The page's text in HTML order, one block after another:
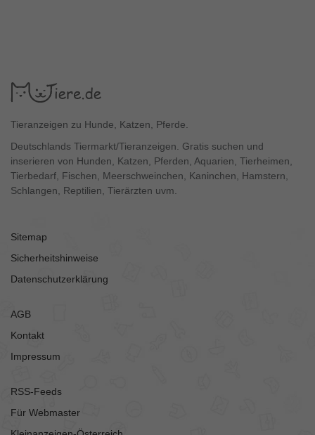
Tieranzeigen zu Hunde, Katzen, Pferde.
Deutschlands Tiermarkt/Tieranzeigen. Gratis suchen und
inserieren von Hunden, Katzen, Pferden, Aquarien, Tierheimen,
Tierbedarf, Fischen, Meerschweinchen, Kaninchen, Hamstern,
Schlangen, Reptilien, Tierärzten uvm.
Sitemap
Sicherheitshinweise
Datenschutzerklärung
AGB
Kontakt
Impressum
RSS-Feeds
Für Webmaster